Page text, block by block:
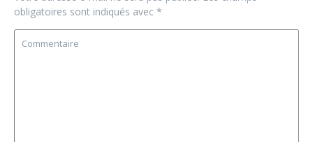
obligatoires sont indiqués avec *